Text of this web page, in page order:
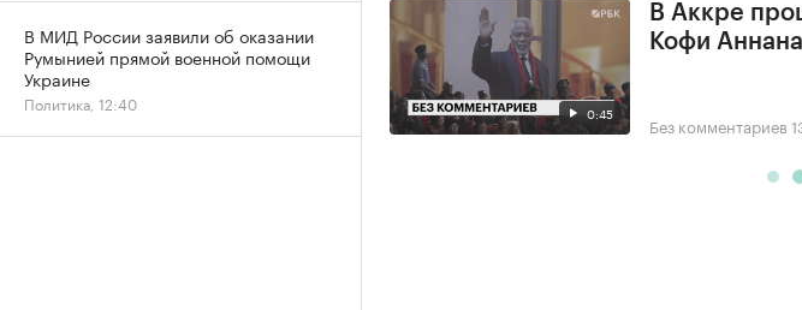
0:45
В Аккре
Кофи Аннана
Без комментариев
В МИД России заявили об оказании
Румынией прямой военной помощи
Украине
Политика, 12:40